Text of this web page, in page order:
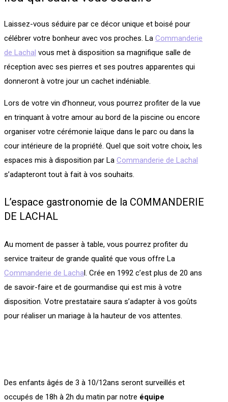
Laissez-vous séduire par ce décor unique et boisé pour
célébrer votre bonheur avec vos proches. La Commanderie
de Lachal vous met à disposition sa magnifique salle de
réception avec ses pierres et ses poutres apparentes qui
donneront à votre jour un cachet indéniable.
Lors de votre vin d’honneur, vous pourrez profiter de la vue
en trinquant à votre amour au bord de la piscine ou encore
organiser votre cérémonie laïque dans le parc ou dans la
cour intérieure de la propriété. Quel que soit votre choix, les
espaces mis à disposition par La Commanderie de Lachal
s’adapteront tout à fait à vos souhaits.
L’espace gastronomie de la COMMANDERIE
DE LACHAL
Au moment de passer à table, vous pourrez profiter du
service traiteur de grande qualité que vous offre La
Commanderie de Lachal. Crée en 1992 c’est plus de 20 ans
de savoir-faire et de gourmandise qui est mis à votre
disposition. Votre prestataire saura s’adapter à vos goûts
pour réaliser un mariage à la hauteur de vos attentes.
Des enfants âgés de 3 à 10/12ans seront surveillés et
occupés de 18h à 2h du matin par notre équipe